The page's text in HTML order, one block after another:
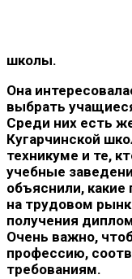
школы.
Она
выбрать
Среди них есть
Кугарчинской
техникуме и те,
учебные
объяснили,
на трудовом
получения
Очень важно,
профессию,
требованиям.